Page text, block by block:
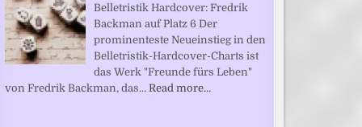
Belletristik Hardcover: Fredrik
Backman auf Platz 6 Der
prominenteste Neueinstieg in den
Belletristik-Hardcover-Charts ist
das Werk "Freunde fürs Leben"
von Fredrik Backman, das… Read more…